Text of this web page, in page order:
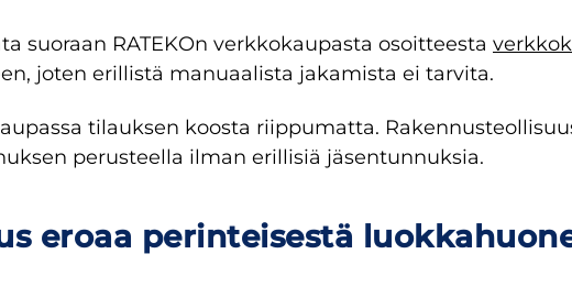
suoraan RATEKOn verkkokaupasta osoitteesta
joten erillistä manuaalista jakamista ei tarvita.
tilauksen koosta riippumatta.
perusteella ilman erillisiä jäsentunnuksia.
eroaa perinteisestä